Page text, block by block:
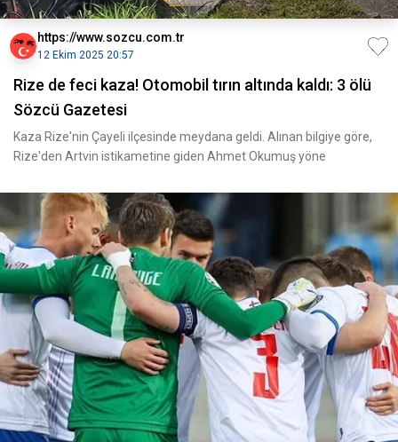
https://www.sozcu.com.tr
12 Ekim 2025 20:57
Rize de feci kaza! Otomobil tırın altında kaldı: 3 ölü
Sözcü Gazetesi
Kaza Rize'nin Çayeli ilçesinde meydana geldi. Alınan bilgiye göre,
Rize'den Artvin istikametine giden Ahmet Okumuş yöne